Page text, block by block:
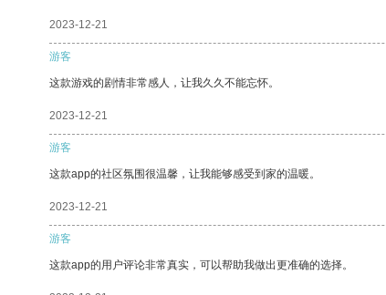
2023-12-21
游客
这款游戏的剧情非常感人，让我久久不能忘怀。
2023-12-21
游客
这款app的社区氛围很温馨，让我能够感受到家的温暖。
2023-12-21
游客
这款app的用户评论非常真实，可以帮助我做出更准确的选择。